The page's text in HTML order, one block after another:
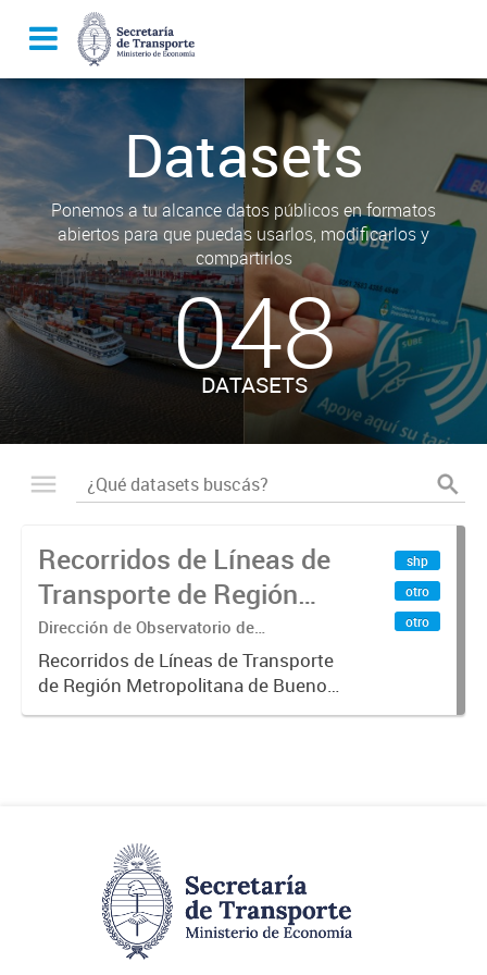
Datasets
Ponemos a tu alcance datos públicos en formatos
abiertos para que puedas usarlos, modificarlos y
compartirlos
048
DATASETS
Recorridos de Líneas de
Transporte de Región
Metropolitana de
Buenos Aires (RMBA)
Dirección de Observatorio de
Transporte, Estudio y Sistemas
Recorridos de Líneas de Transporte
de Región Metropolitana de Buenos
Aires (RMBA).-
shp
otro
otro